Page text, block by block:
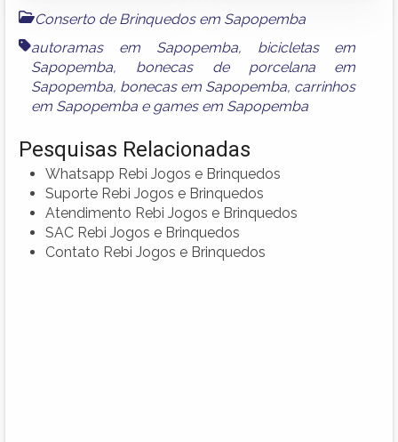
Conserto de Brinquedos em Sapopemba
autoramas em Sapopemba, bicicletas em
Sapopemba, bonecas de porcelana em
Sapopemba, bonecas em Sapopemba, carrinhos
em Sapopemba e games em Sapopemba
Pesquisas Relacionadas
Whatsapp Rebi Jogos e Brinquedos
Suporte Rebi Jogos e Brinquedos
Atendimento Rebi Jogos e Brinquedos
SAC Rebi Jogos e Brinquedos
Contato Rebi Jogos e Brinquedos